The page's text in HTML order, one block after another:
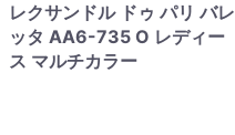
レクサンドル ドゥ パリ バレ
ッタ AA6-735 O レディー
ス マルチカラー